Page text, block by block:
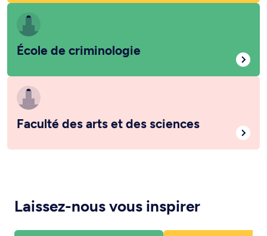
École de criminologie
Faculté des arts et des sciences
Laissez-nous vous inspirer